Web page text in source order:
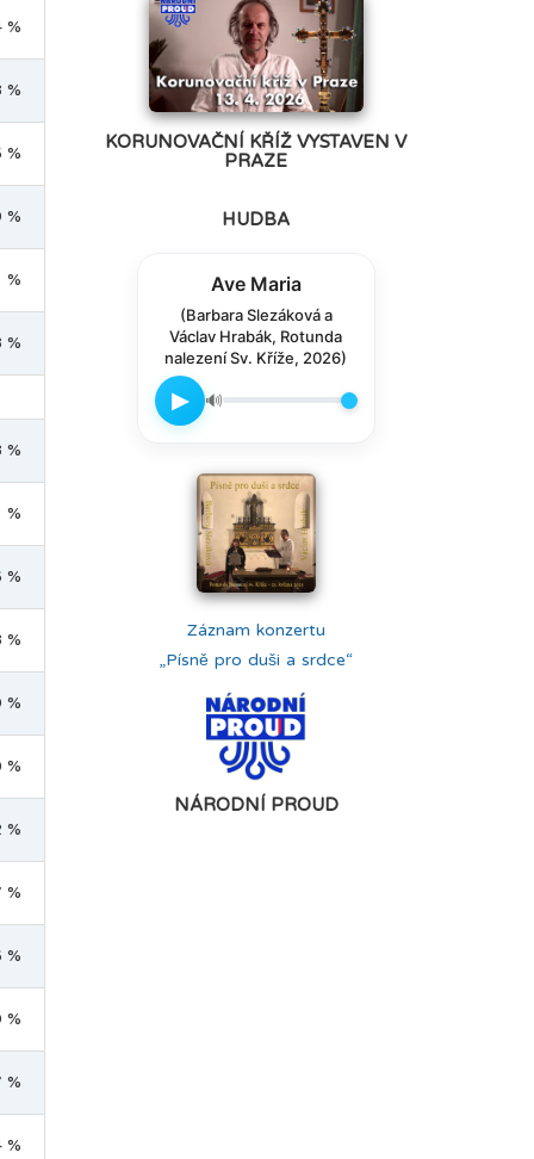
%
%
%
%
%
%
%
%
%
%
%
%
%
%
%
%
%
%
KORUNOVAČNÍ KŘÍŽ VYSTAVEN V
PRAZE
HUDBA
Ave Maria
(Barbara Slezáková a
Václav Hrabák, Rotunda
nalezení Sv. Kříže, 2026)
▶ 🔊
Záznam konzertu
„Písně pro duši a srdce“
NÁRODNÍ PROUD